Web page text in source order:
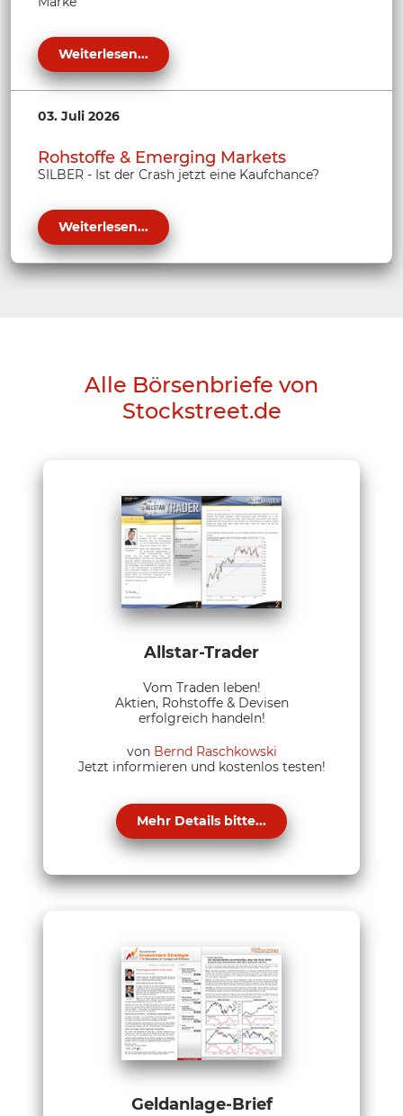
Weiterlesen...
03. Juli 2026
Rohstoffe & Emerging Markets
SILBER - Ist der Crash jetzt eine Kaufchance?
Weiterlesen...
Alle Börsenbriefe von
Stockstreet.de
Allstar-Trader
Vom Traden leben!
Aktien, Rohstoffe & Devisen
erfolgreich handeln!
von Bernd Raschkowski
Jetzt informieren und kostenlos testen!
Mehr Details bitte...
Geldanlage-Brief